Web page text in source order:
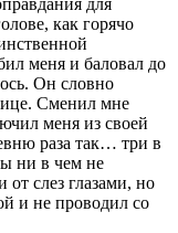
как горячо
меня и баловал до
Он словно
Сменил мне
меня из своей
раза так… три в
ни в чем не
слез глазами, но
и не проводил со